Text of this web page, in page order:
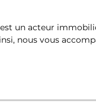
un acteur
nous vous